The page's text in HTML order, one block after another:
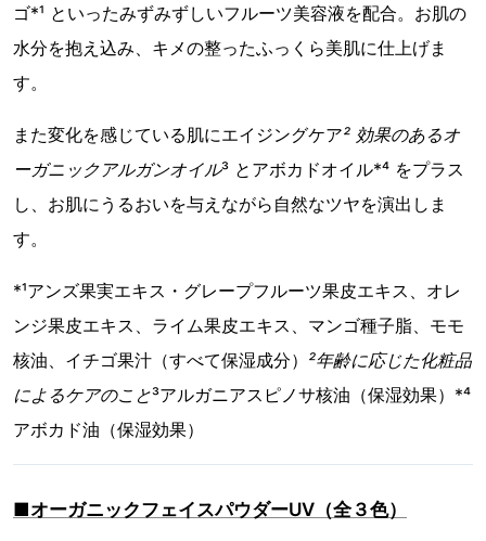
ゴ*¹ といったみずみずしいフルーツ美容液を配合。お肌の
水分を抱え込み、キメの整ったふっくら美肌に仕上げま
す。
また変化を感じている肌にエイジングケア² 効果のあるオ
ーガニックアルガンオイル³ とアボカドオイル*⁴ をプラス
し、お肌にうるおいを与えながら自然なツヤを演出しま
す。
*¹アンズ果実エキス・グレープフルーツ果皮エキス、オレ
ンジ果皮エキス、ライム果皮エキス、マンゴ種子脂、モモ
核油、イチゴ果汁（すべて保湿成分） ²年齢に応じた化粧品
によるケアのこと³アルガニアスピノサ核油（保湿効果）*⁴
アボカド油（保湿効果）
■オーガニックフェイスパウダーUV（全３色）